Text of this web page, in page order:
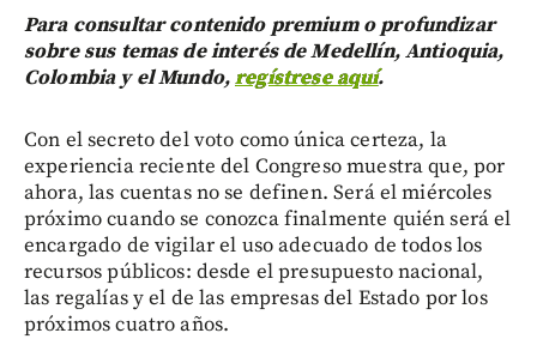
Para consultar contenido premium o profundizar
sobre sus temas de interés de Medellín, Antioquia,
Colombia y el Mundo,regístrese aquí.
Con el secreto del voto como única certeza, la
experiencia reciente del Congreso muestra que, por
ahora, las cuentas no se definen. Será el miércoles
próximo cuando se conozca finalmente quién será el
encargado de vigilar el uso adecuado de todos los
recursos públicos: desde el presupuesto nacional,
las regalías y el de las empresas del Estado por los
próximos cuatro años.